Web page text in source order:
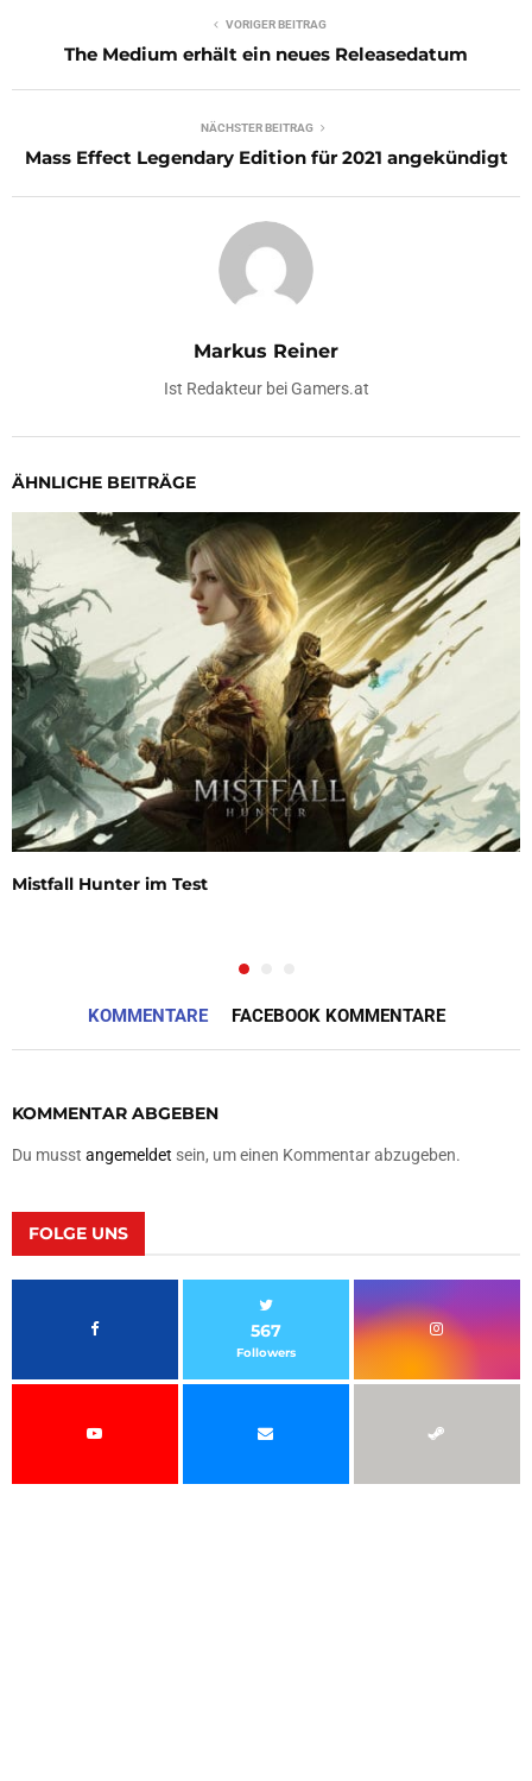
VORIGER BEITRAG
The Medium erhält ein neues Releasedatum
NÄCHSTER BEITRAG
Mass Effect Legendary Edition für 2021 angekündigt
Markus Reiner
Ist Redakteur bei Gamers.at
ÄHNLICHE BEITRÄGE
Mistfall Hunter im Test
KOMMENTARE FACEBOOK KOMMENTARE
KOMMENTAR ABGEBEN
Du musst angemeldet sein, um einen Kommentar abzugeben.
FOLGE UNS
567
Followers